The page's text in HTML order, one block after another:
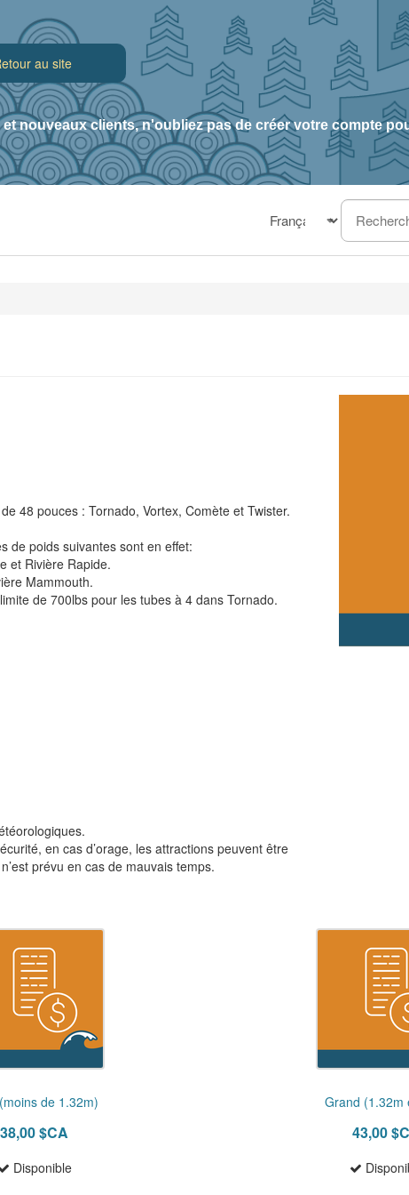
au site
nouveaux clients, n'oubliez pas de créer votre compte
48 pouces : Tornado, Vortex, Comète et Twister.
de poids suivantes sont en effet:
et Rivière Rapide.
Mammouth.
de 700lbs pour les tubes à 4 dans Tornado.
en cas d’orage, les attractions peuvent être
prévu en cas de mauvais temps.
de 1.32m)
38,00 $CA
Disponible
Grand (1.32m
43,00